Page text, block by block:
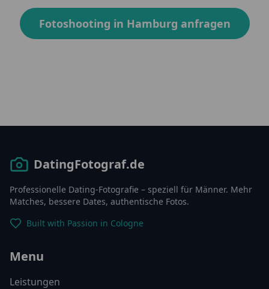
Fotoshooting in Hamburg anfragen
DatingFotograf.de
Professionelle Dating-Fotografie – speziell für Männer. Mehr
Matches, bessere Dates, authentische Fotos.
Built with Passion in Cologne
Menu
Leistungen